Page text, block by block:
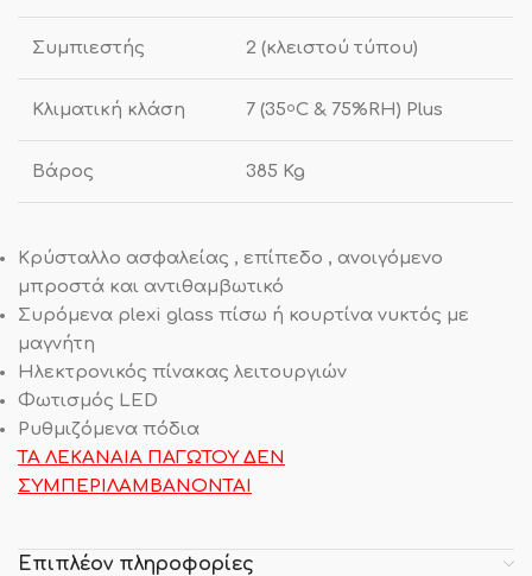
Συμπιεστής 2 (κλειστού τύπου)
Κλιματική κλάση 7 (35oC & 75%RH) Plus
Βάρος 385 Kg
Κρύσταλλο ασφαλείας , επίπεδο , ανοιγόμενο
μπροστά και αντιθαμβωτικό
Συρόμενα plexi glass πίσω ή κουρτίνα νυκτός με
μαγνήτη
Ηλεκτρονικός πίνακας λειτουργιών
Φωτισμός LED
Ρυθμιζόμενα πόδια
ΤΑ ΛΕΚΑΝΑΙΑ ΠΑΓΩΤΟΥ ΔΕΝ
ΣΥΜΠΕΡΙΛΑΜΒΑΝΟΝΤΑΙ
Επιπλέον πληροφορίες